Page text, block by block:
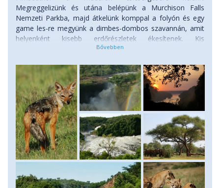
Megreggelizünk és utána belépünk a Murchison Falls
Nemzeti Parkba, majd átkelünk komppal a folyón és egy
game les-re megyünk a dimbes-dombos szavannán, amit
helyenként kisebb erdőrészletek ékesítenek. Kis
szerencsével lencsevégre kaphatunk oroszlánokat,
mellett. Ez kb. 3 óra hosszas lesz. Ebédcsomagunkat a
szabadban fogyasztjuk el. Délután indul a kb. 2 órás hajóút
a Níluson a Murchison vízeséshez. A zuhatag Samuel
Baker-től, a híres Afrika kutatóról kapta nevét, melyet első
európaiként ő fedezett fel, amikor erdélyi származású
feleségével a Nílus eredetét kutató körúton voltak
Ugandában. Későbbiekben más hírességek is, mint
Hemingway, vagy Erzsébet királynő is látogatást tettek a
parkba. Ahogy a folyó kanyarog, különféle állatokat
pillanthatunk meg a parton, akik szomjukat oltani jönnek le
a vízhez. Elefántok, bivalyok, vízilovak és krokodilok
mellett, nagy madárseregeket is megfigyelhetünk a